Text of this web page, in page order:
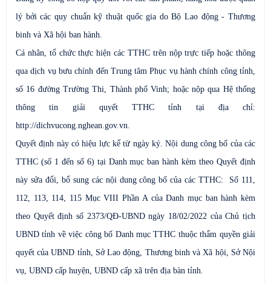
lý bởi các quy chuẩn kỹ thuật quốc gia do Bộ Lao động - Thương
binh và Xã hội ban hành.
Cá nhân, tổ chức thực hiện các TTHC trên nộp trực tiếp hoặc thông
qua dịch vụ bưu chính đến Trung tâm Phục vụ hành chính công tỉnh,
số 16 đường Trường Thi, Thành phố Vinh; hoặc nộp qua Hệ thống
thông tin giải quyết TTHC tỉnh tại địa chỉ:
http://dichvucong.nghean.gov.vn.
Quyết định này có hiệu lực kể từ ngày ký. Nội dung công bố của các
TTHC (số 1 đến số 6) tại Danh mục ban hành kèm theo Quyết định
này sửa đổi, bổ sung các nội dung công bố của các TTHC: Số 111,
112, 113, 114, 115 Mục VIII Phần A của Danh mục ban hành kèm
theo Quyết định số 2373/QĐ-UBND ngày 18/02/2022 của Chủ tịch
UBND tỉnh về việc công bố Danh mục TTHC thuộc thẩm quyền giải
quyết của UBND tỉnh, Sở Lao động, Thương binh và Xã hội, Sở Nội
vụ, UBND cấp huyện, UBND cấp xã trên địa bàn tỉnh.